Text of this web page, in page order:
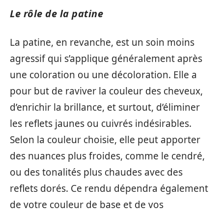
Le rôle de la patine
La patine, en revanche, est un soin moins
agressif qui s’applique généralement après
une coloration ou une décoloration. Elle a
pour but de raviver la couleur des cheveux,
d’enrichir la brillance, et surtout, d’éliminer
les reflets jaunes ou cuivrés indésirables.
Selon la couleur choisie, elle peut apporter
des nuances plus froides, comme le cendré,
ou des tonalités plus chaudes avec des
reflets dorés. Ce rendu dépendra également
de votre couleur de base et de vos